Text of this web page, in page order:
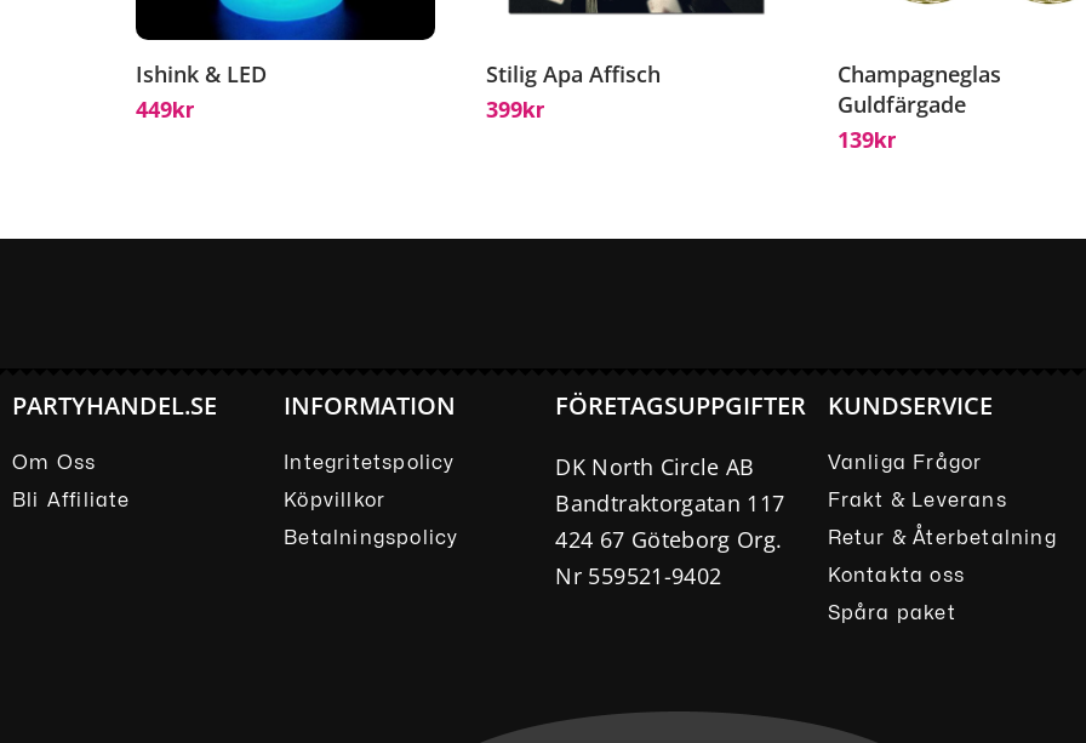
Ishink & LED
449Kr
Stilig Apa Affisch
399Kr
Champagneglas
Guldfärgade
139Kr
PARTYHANDEL.SE
Om Oss
Bli Affiliate
INFORMATION
Integritetspolicy
Köpvillkor
Betalningspolicy
FÖRETAGSUPPGIFTER
DK North Circle AB
Bandtraktorgatan 117
424 67 Göteborg Org.
Nr 559521-9402
KUNDSERVICE
Vanliga Frågor
Frakt & Leverans
Retur & Återbetalning
Kontakta oss
Spåra paket